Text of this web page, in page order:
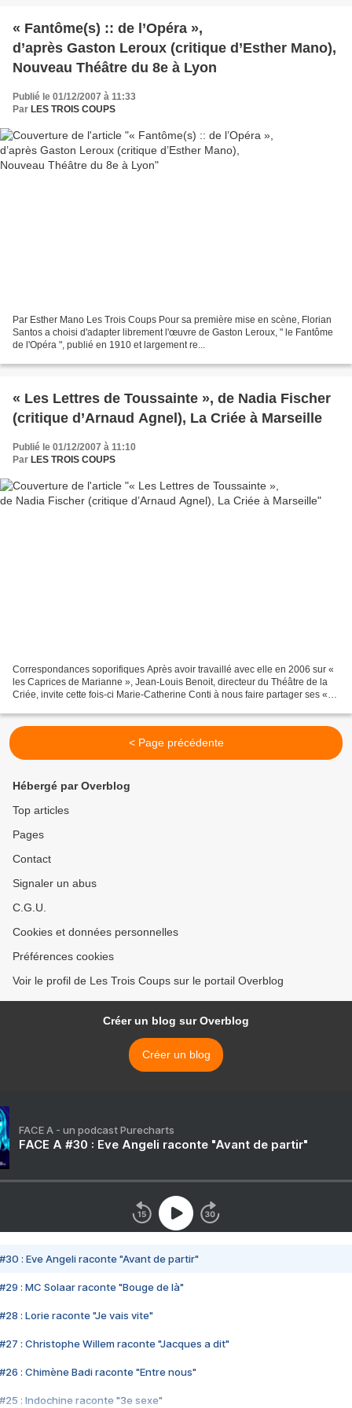
« Fantôme(s) :: de l’Opéra »,
d’après Gaston Leroux (critique d’Esther Mano),
Nouveau Théâtre du 8e à Lyon
Publié le 01/12/2007 à 11:33
Par LES TROIS COUPS
Par Esther Mano Les Trois Coups Pour sa première mise en scène, Florian
Santos a choisi d'adapter librement l'œuvre de Gaston Leroux, " le Fantôme
de l'Opéra ", publié en 1910 et largement re...
« Les Lettres de Toussainte », de Nadia Fischer
(critique d’Arnaud Agnel), La Criée à Marseille
Publié le 01/12/2007 à 11:10
Par LES TROIS COUPS
Correspondances soporifiques Après avoir travaillé avec elle en 2006 sur «
les Caprices de Marianne », Jean-Louis Benoit, directeur du Théâtre de la
Criée, invite cette fois-ci Marie-Catherine Conti à nous faire partager ses «
< Page précédente
Hébergé par Overblog
Top articles
Pages
Contact
Signaler un abus
C.G.U.
Cookies et données personnelles
Préférences cookies
Voir le profil de Les Trois Coups sur le portail Overblog
Créer un blog sur Overblog
Créer un blog
FACE A - un podcast Purecharts
FACE A #30 : Eve Angeli raconte "Avant de partir"
#30 : Eve Angeli raconte "Avant de partir"
#29 : MC Solaar raconte "Bouge de là"
#28 : Lorie raconte "Je vais vite"
#27 : Christophe Willem raconte "Jacques a dit"
#26 : Chimène Badi raconte "Entre nous"
#25 : Indochine raconte "3e sexe"